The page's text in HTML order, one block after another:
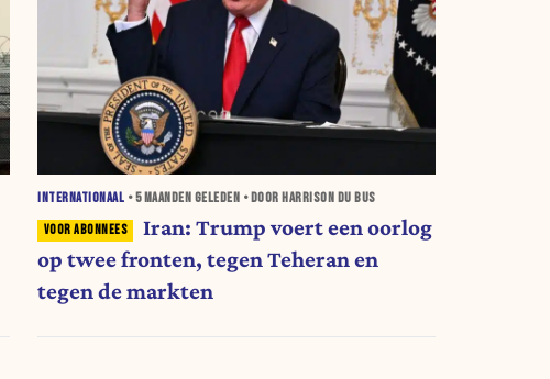
INTERNATIONAAL •5 MAANDEN GELEDEN • DOOR HARRISON DU BUS
Iran: Trump voert een oorlog
op twee fronten, tegen Teheran en
tegen de markten